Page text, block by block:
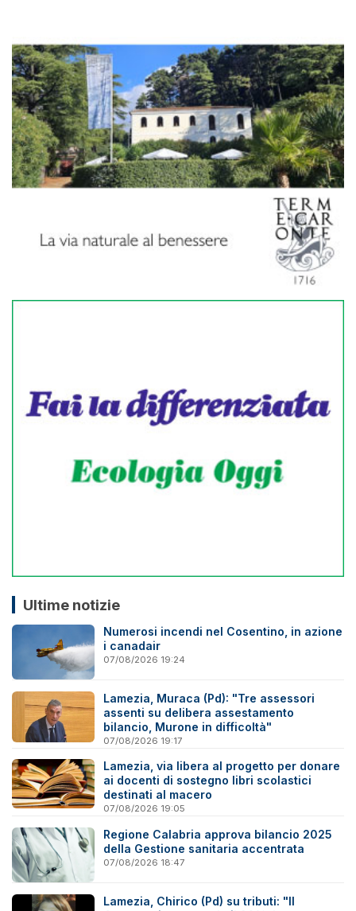
Ultime notizie
Numerosi incendi nel Cosentino, in azione
i canadair
07/08/2026 19:24
Lamezia, Muraca (Pd): "Tre assessori
assenti su delibera assestamento
bilancio, Murone in difficoltà"
07/08/2026 19:17
Lamezia, via libera al progetto per donare
ai docenti di sostegno libri scolastici
destinati al macero
07/08/2026 19:05
Regione Calabria approva bilancio 2025
della Gestione sanitaria accentrata
07/08/2026 18:47
Lamezia, Chirico (Pd) su tributi: "Il